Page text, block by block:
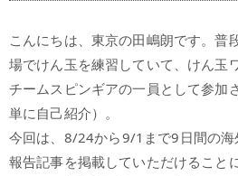
こんにちは、東京の田嶋朗です。普
場でけん玉を練習していて、けん玉
チームスピンギアの一員として参加
単に自己紹介）。
今回は、8/24から9/1まで9日間の
報告記事を掲載していただけること